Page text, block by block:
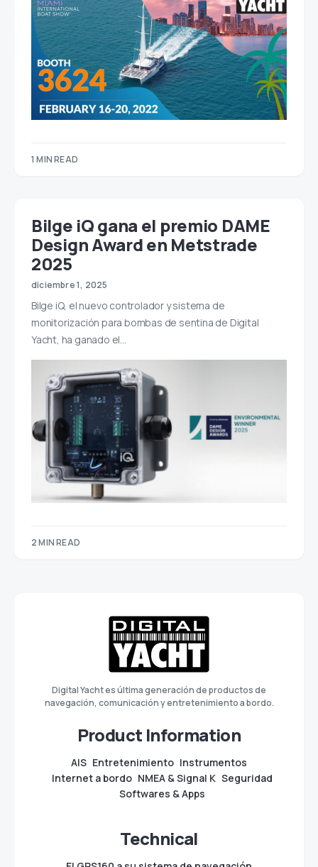
1 MIN READ
Bilge iQ gana el premio DAME
Design Award en Metstrade
2025
diciembre 1, 2025
Bilge iQ, el nuevo controlador y sistema de
monitorización para bombas de sentina de Digital
Yacht, ha ganado el…
2 MIN READ
Digital Yacht es última generación de productos de
navegación, comunicación y entretenimiento a bordo.
Product Information
AIS Entretenimiento Instrumentos
Internet a bordo NMEA & Signal K Seguridad
Softwares & Apps
Technical